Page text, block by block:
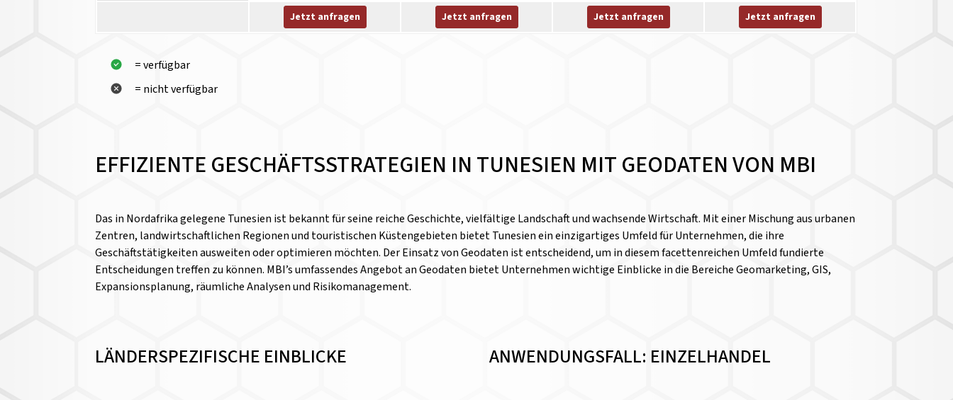
Jetzt anfragen Jetzt anfragen Jetzt anfragen Jetzt anfragen
= verfügbar
= nicht verfügbar
EFFIZIENTE GESCHÄFTSSTRATEGIEN IN TUNESIEN MIT GEODATEN VON MBI
Das in Nordafrika gelegene Tunesien ist bekannt für seine reiche Geschichte, vielfältige Landschaft und wachsende Wirtschaft. Mit einer Mischung aus urbanen
Zentren, landwirtschaftlichen Regionen und touristischen Küstengebieten bietet Tunesien ein einzigartiges Umfeld für Unternehmen, die ihre
Geschäftstätigkeiten ausweiten oder optimieren möchten. Der Einsatz von Geodaten ist entscheidend, um in diesem facettenreichen Umfeld fundierte
Entscheidungen treffen zu können. MBI’s umfassendes Angebot an Geodaten bietet Unternehmen wichtige Einblicke in die Bereiche Geomarketing, GIS,
Expansionsplanung, räumliche Analysen und Risikomanagement.
LÄNDERSPEZIFISCHE EINBLICKE ANWENDUNGSFALL: EINZELHANDEL